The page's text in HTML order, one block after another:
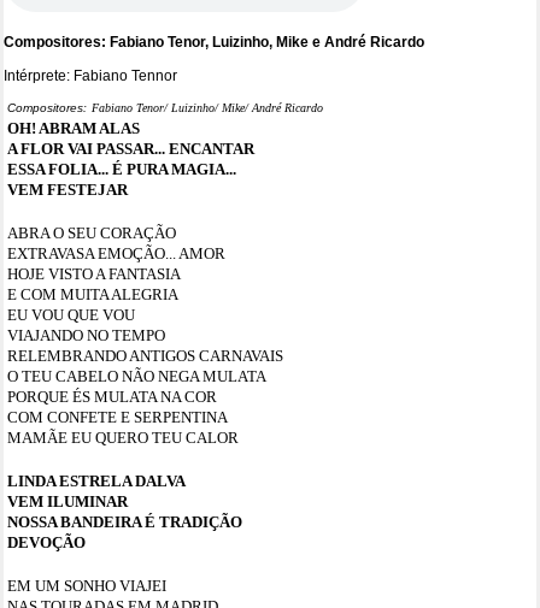
Compositores: Fabiano Tenor, Luizinho, Mike e André Ricardo
Intérprete: Fabiano Tennor
Compositores: Fabiano Tenor/ Luizinho/ Mike/ André Ricardo
OH! ABRAM ALAS
A FLOR VAI PASSAR... ENCANTAR
ESSA FOLIA... É PURA MAGIA...
VEM FESTEJAR
ABRA O SEU CORAÇÃO
EXTRAVASA EMOÇÃO... AMOR
HOJE VISTO A FANTASIA
E COM MUITA ALEGRIA
EU VOU QUE VOU
VIAJANDO NO TEMPO
RELEMBRANDO ANTIGOS CARNAVAIS
O TEU CABELO NÃO NEGA MULATA
PORQUE ÉS MULATA NA COR
COM CONFETE E SERPENTINA
MAMÃE EU QUERO TEU CALOR
LINDA ESTRELA DALVA
VEM ILUMINAR
NOSSA BANDEIRA É TRADIÇÃO
DEVOÇÃO
EM UM SONHO VIAJEI